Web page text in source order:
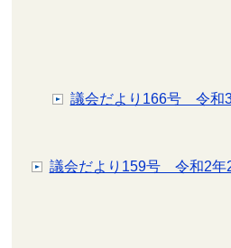
議会だより166号 令和3
議会だより159号 令和2年